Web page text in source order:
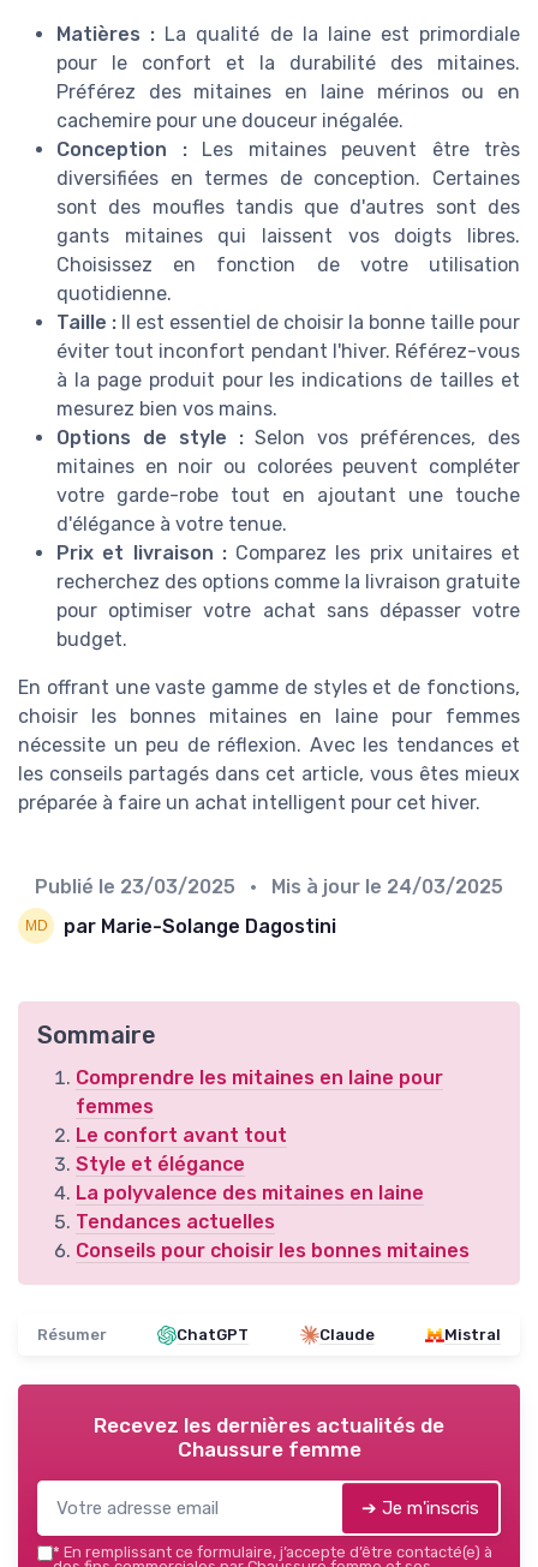
Matières : La qualité de la laine est primordiale
pour le confort et la durabilité des mitaines.
Préférez des mitaines en laine mérinos ou en
cachemire pour une douceur inégalée.
Conception :Les mitaines peuvent être très
diversifiées en termes de conception. Certaines
sont des moufles tandis que d'autres sont des
gants mitaines qui laissent vos doigts libres.
Choisissez en fonction de votre utilisation
quotidienne.
Taille : Il est essentiel de choisir la bonne taille pour
éviter tout inconfort pendant l'hiver. Référez-vous
à la page produit pour les indications de tailles et
mesurez bien vos mains.
Options de style :Selon vos préférences, des
mitaines en noir ou colorées peuvent compléter
votre garde-robe tout en ajoutant une touche
d'élégance à votre tenue.
Prix et livraison :Comparez les prix unitaires et
recherchez des options comme la livraison gratuite
pour optimiser votre achat sans dépasser votre
budget.
En offrant une vaste gamme de styles et de fonctions,
choisir les bonnes mitaines en laine pour femmes
nécessite un peu de réflexion. Avec les tendances et
les conseils partagés dans cet article, vous êtes mieux
préparée à faire un achat intelligent pour cet hiver.
Publié le 23/03/2025 • Mis à jour le 24/03/2025
par Marie-Solange Dagostini
Sommaire
Comprendre les mitaines en laine pour
femmes
Le confort avant tout
Style et élégance
La polyvalence des mitaines en laine
Tendances actuelles
Conseils pour choisir les bonnes mitaines
Résumer ChatGPT Claude Mistral
Recevez les dernières actualités de
Chaussure femme
➔ Je m'inscris
* En remplissant ce formulaire, j’accepte d’être contacté(e) à